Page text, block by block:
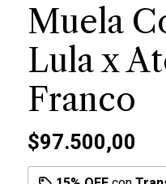
Muela
Lula x
Franco
$97.500,00